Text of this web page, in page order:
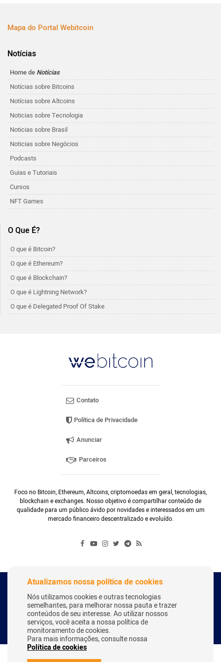
Mapa do Portal Webitcoin
Notícias
Home de Notícias
Notícias sobre Bitcoins
Notícias sobre Altcoins
Noticias sobre Tecnologia
Noticias sobre Brasil
Noticias sobre Negócios
Podcasts
Guias e Tutoriais
Cursos
NFT Games
O Que É?
O que é Bitcoin?
O que é Ethereum?
O que é Blockchain?
O que é Lightning Network?
O que é Delegated Proof Of Stake
Contato
Política de Privacidade
Anunciar
Parceiros
Foco no Bitcoin, Ethereum, Altcoins, criptomoedas em geral, tecnologias,
blockchain e exchanges. Nosso objetivo é compartilhar conteúdo de
qualidade para um público ávido por novidades e interessados em um
mercado financeiro descentralizado e evoluído.
Copyright Webitcoin 2018 - Todos os Direitos Reservados
Desenvolvido por: Herick Correa
Atualizamos nossa política de cookies
Nós utilizamos cookies e outras tecnologias
semelhantes, para melhorar nossa pauta e trazer
conteúdos de seu interesse. Ao utilizar nossos
serviços, você aceita a nossa política de
monitoramento de cookies.
Para mais informações, consulte nossa
Política de cookies